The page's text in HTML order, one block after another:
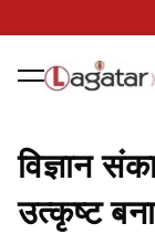
विज्ञान
उत्कृष्ट